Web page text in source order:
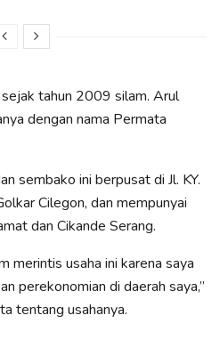
tahun 2009 silam. Arul
dengan nama Permata
sembako ini berpusat di Jl. KY.
Cilegon, dan mempunyai
dan Cikande Serang.
merintis usaha ini karena saya
perekonomian di daerah saya,”
tentang usahanya.